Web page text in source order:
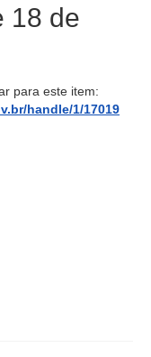
18 de
para este item:
handle/1/17019